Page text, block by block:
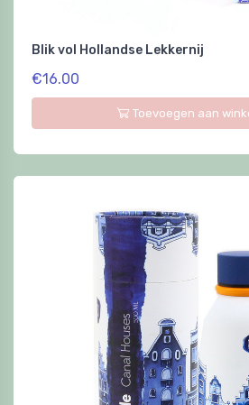
Blik vol Hollandse Lekkernij
€16.00
Toevoegen aan